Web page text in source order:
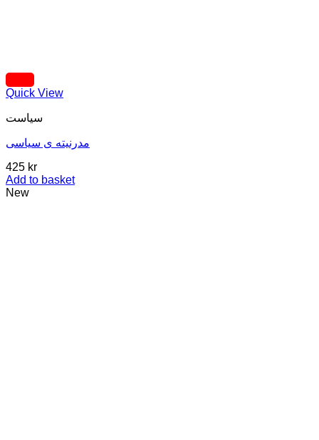
Quick View
سیاست
مدرنیته ی سیاسی
425 kr
Add to basket
New